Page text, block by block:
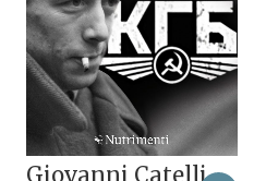
Giovanni Catelli